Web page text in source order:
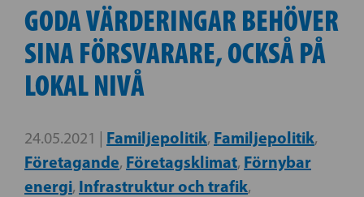
GODA VÄRDERINGAR BEHÖVER
SINA FÖRSVARARE, OCKSÅ PÅ
LOKAL NIVÅ
24.05.2021 | Familjepolitik, Familjepolitik,
Företagande, Företagsklimat, Förnybar
energi, Infrastruktur och trafik,